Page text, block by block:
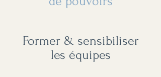
Former & sensibiliser
les équipes